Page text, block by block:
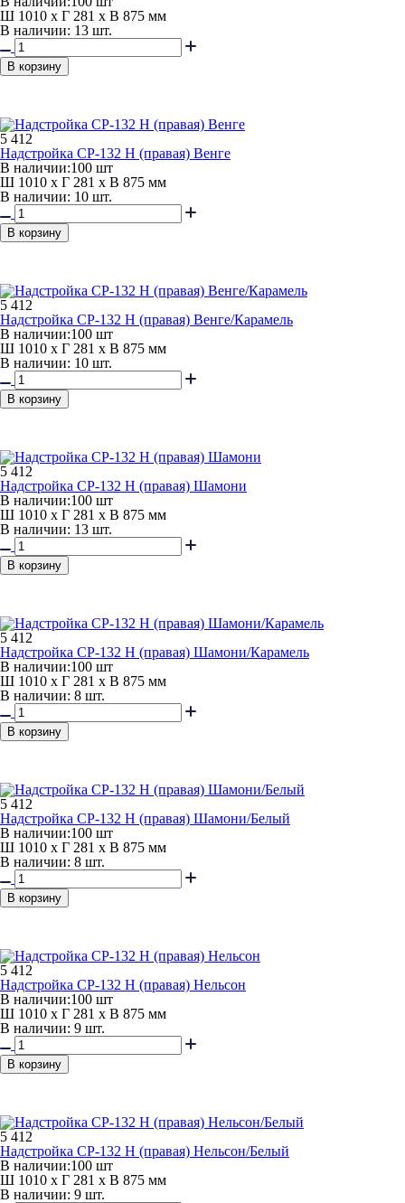
Ш 1010 x Г 281 x В 875 мм
В наличии: 13 шт.
В корзину
5 412
Надстройка СР-132 Н (правая) Венге
В наличии:100 шт
Ш 1010 x Г 281 x В 875 мм
В наличии: 10 шт.
В корзину
5 412
Надстройка СР-132 Н (правая) Венге/Карамель
В наличии:100 шт
Ш 1010 x Г 281 x В 875 мм
В наличии: 10 шт.
В корзину
5 412
Надстройка СР-132 Н (правая) Шамони
В наличии:100 шт
Ш 1010 x Г 281 x В 875 мм
В наличии: 13 шт.
В корзину
5 412
Надстройка СР-132 Н (правая) Шамони/Карамель
В наличии:100 шт
Ш 1010 x Г 281 x В 875 мм
В наличии: 8 шт.
В корзину
5 412
Надстройка СР-132 Н (правая) Шамони/Белый
В наличии:100 шт
Ш 1010 x Г 281 x В 875 мм
В наличии: 8 шт.
В корзину
5 412
Надстройка СР-132 Н (правая) Нельсон
В наличии:100 шт
Ш 1010 x Г 281 x В 875 мм
В наличии: 9 шт.
В корзину
5 412
Надстройка СР-132 Н (правая) Нельсон/Белый
В наличии:100 шт
Ш 1010 x Г 281 x В 875 мм
В наличии: 9 шт.